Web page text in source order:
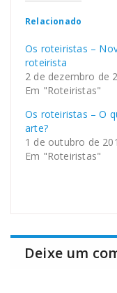
Relacionado
Os roteiristas –
roteirista
2 de dezembro de
Em "Roteiristas"
Os roteiristas – O
arte?
1 de outubro de
Em "Roteiristas"
Deixe um